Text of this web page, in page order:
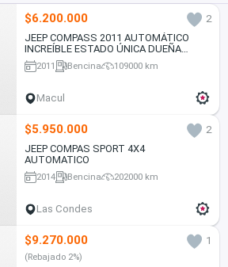
$6.200.000
2
JEEP COMPASS 2011 AUTOMÁTICO
INCREÍBLE ESTADO ÚNICA DUEÑA
109.000. KMS.
2011 Bencina 109000 km
Macul
$5.950.000
2
JEEP COMPAS SPORT 4X4
AUTOMATICO
2014 Bencina 202000 km
Las Condes
$9.270.000 1
(Rebajado 2%)